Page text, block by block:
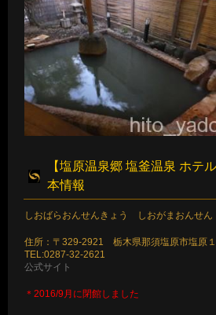
【塩原温泉郷 塩釜温泉 ホテ
本情報
しおばらおんせんきょう しおがまおんせ
住所：〒329-2921 栃木県那須塩原市塩原１
TEL:0287-32-2621
公式サイト
＊2016/9月に閉館しました